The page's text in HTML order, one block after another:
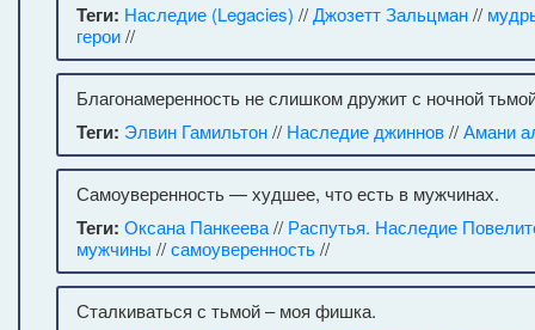
Теги: Наследие (Legacies) //Джозетт Зальцман//
герои//
Благонамеренность не слишком дружит с ночной
Теги: Элвин Гамильтон// Наследие джиннов//Амани
Самоуверенность — худшее, что есть в мужчинах.
Теги: Оксана Панкеева// Распутья. Наследие
мужчины //самоуверенность//
Сталкиваться с тьмой – моя фишка.